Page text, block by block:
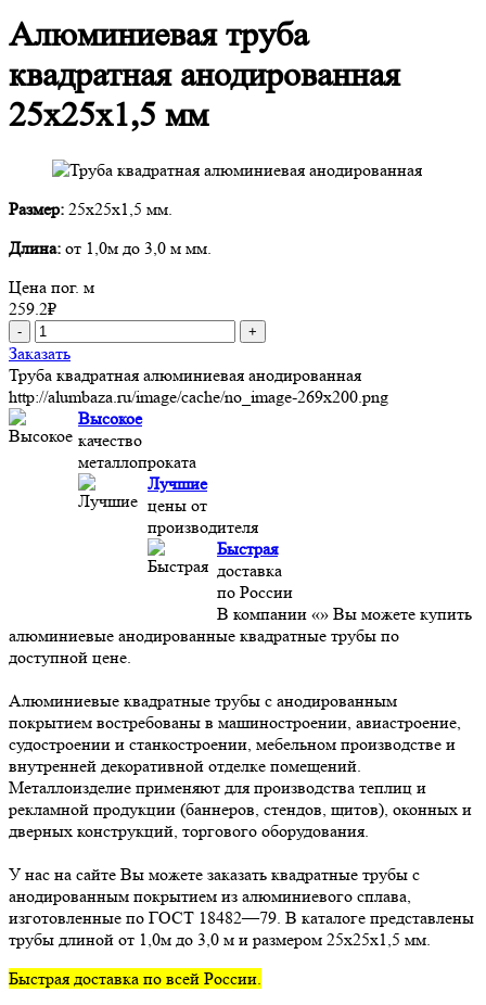
Алюминиевая труба
квадратная анодированная
25х25х1,5 мм
Размер: 25х25х1,5 мм.
Длина: от 1,0м до 3,0 м мм.
Цена пог. м
259.2₽
- +
Заказать
Труба квадратная алюминиевая анодированная
http://alumbaza.ru/image/cache/no_image-269x200.png
Высокое
качество
металлопроката
Лучшие
цены от
производителя
Быстрая
доставка
по России
В компании «» Вы можете купить
алюминиевые анодированные квадратные трубы по
доступной цене.
Алюминиевые квадратные трубы с анодированным
покрытием востребованы в машиностроении, авиастроение,
судостроении и станкостроении, мебельном производстве и
внутренней декоративной отделке помещений.
Металлоизделие применяют для производства теплиц и
рекламной продукции (баннеров, стендов, щитов), оконных и
дверных конструкций, торгового оборудования.
У нас на сайте Вы можете заказать квадратные трубы с
анодированным покрытием из алюминиевого сплава,
изготовленные по ГОСТ 18482—79. В каталоге представлены
трубы длиной от 1,0м до 3,0 м и размером 25х25х1,5 мм.
Быстрая доставка по всей России.